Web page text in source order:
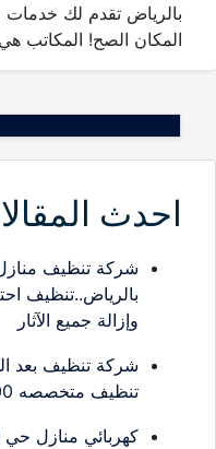
بالرياض تقدم لك خدمات
المكان الصح! المكاتب
احدث
شركة تنظيف
وإزالة جميع الآثار
شركة تنظيف بعد
تنظيف متخصصه 100% لإعادة تأهيل المنازل
كهربائي منازل